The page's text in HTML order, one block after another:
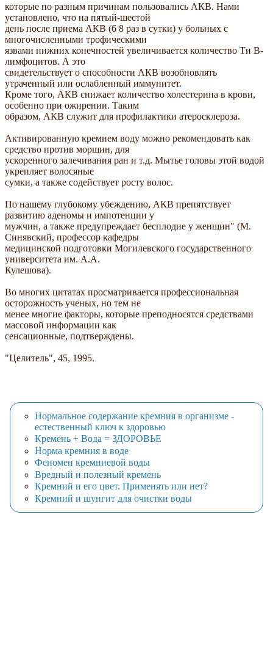
которые по разным причинам пользовались АКВ. Нами
установлено, что на пятый-шестой
день после приема АКВ (6 8 раз в сутки) у больных с
многочисленными трофическими
язвами нижних конечностей увеличивается количество Ти В-
лимфоцитов. А это
свидетельствует о способности АКВ возобновлять
утраченный или ослабленный иммунитет.
Кроме того, АКВ снижает количество холестерина в крови,
особенно при ожирении. Таким
образом, АКВ служит для профилактики атеросклероза.
Активированную кремнем воду можно рекомендовать как
средство против морщин, для
ускоренного залечивания ран и т.д. Мытье головы этой водой
укрепляет волосяные
сумки, а также содействует росту волос.
По нашему глубокому убеждению, АКВ препятствует
развитию аденомы и импотенции у
мужчин, а также предупреждает бесплодие у женщин" (М.
Синявский, профессор кафедры
медицинской подготовки Могилевского государственного
университета им. А.А.
Кулешова).
Во многих цитатах просматривается профессиональная
осторожность ученых, но тем не
менее многие факторы, которые преподносятся средствами
массовой информации как
сенсационные, подтверждены.
"Целитель", 45, 1995.
Нормальное содержание кремния в организме -
естественный ключ к здоровью
Кремень + Вода = ЗДОРОВЬЕ
Норма кремния в воде
Феномен кремниевой воды
Вредный и полезный кремень
Кремний и его цвет. Применять или нет?
Кремний и шунгит для очистки воды